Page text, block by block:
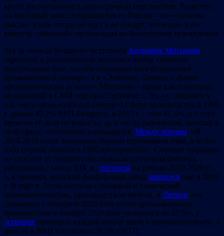
круги рассчитывают в долгосрочной перспективе. Разве что
на массовый завоз специалистов из России – но «гиганты
мысли» к нам оттуда не едут и не поедут, что видно и по
качеству «завозной» пропаганды на белорусском телевидении.
Тут за «вождя Беларуси» вступился Андраник Мигранян:
«крепкому и решительному человеку» якобы «хватило
присутствия духа, чтобы сохранить весь белорусский
промышленный сектор», а в «Эстонии, Латвии и Литве
промышленность исчезла». Мигранян – вроде как политолог,
мелькавший в СМИ ещё при Горбачёве… Ну-ну, сохранён у
нас «весь промышлённый сектор»! Сфера производства в 1995
г. давала 49,2% ВВП Беларуси, в 2015 г. – уже 41,4%, и с того
времени её доля не выросла, да и число работников, занятых в
этой сфере, постепенно уменьшается. Между прочим: «В
2015-2016 годах экономика страны переживала спад, и за два
года страна лишилась 1500 предприятий». Славные традиции
не спасают от банкротства: пинская спичечная фабрика,
работавшая с конца ХIX в., погорела на рубеже 2019-2020 гг.,
а, к примеру, минский фарфоровый завод закрылся ещё в 2009
г. И ещё: в Литве неплохо с пищевой и химической
промышленностью, производством мебели, в Латвии «по
сравнению с декабрем 2010 года объём промышленного
производства в декабре 2018 года увеличился на 37 %», у
эстонцев примерно каждый пятый занят в промышленности, а
доля её в ВВП составляла 29,2% (2017).